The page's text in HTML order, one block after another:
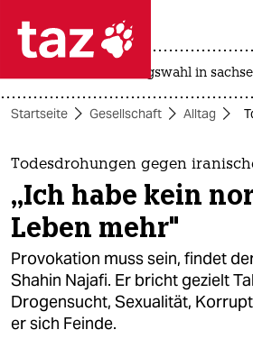
 taz zahl ich
taz zahl ich
themen
politik
öko
gesellschaft
kultur
landtagswahl in
Startseite Gesellschaft Alltag
Todesdrohungen gegen
„Ich habe kein
Leben mehr"
Provokation muss sein, findet
Shahin Najafi. Er bricht gezielt
Drogensucht, Sexualität,
er sich Feinde.